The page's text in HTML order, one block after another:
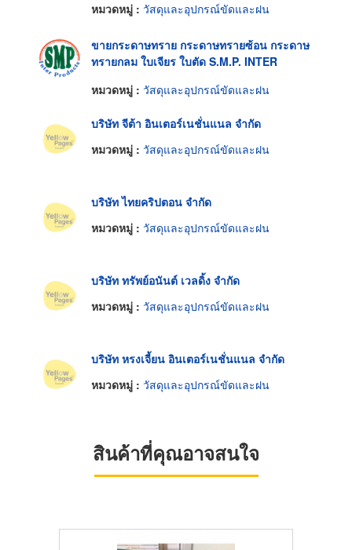
หมวดหมู่ : วัสดุและอุปกรณ์ขัดและฝน
ขายกระดาษทราย กระดาษทรายซ้อน กระดาษ
ทรายกลม ใบเจียร ใบตัด S.M.P. INTER
หมวดหมู่ : วัสดุและอุปกรณ์ขัดและฝน
บริษัท จีต้า อินเตอร์เนชั่นแนล จำกัด
หมวดหมู่ : วัสดุและอุปกรณ์ขัดและฝน
บริษัท ไทยคริปตอน จำกัด
หมวดหมู่ : วัสดุและอุปกรณ์ขัดและฝน
บริษัท ทรัพย์อนันต์ เวลดิ้ง จำกัด
หมวดหมู่ : วัสดุและอุปกรณ์ขัดและฝน
บริษัท หรงเจี้ยน อินเตอร์เนชั่นแนล จำกัด
หมวดหมู่ : วัสดุและอุปกรณ์ขัดและฝน
สินค้าที่คุณอาจสนใจ